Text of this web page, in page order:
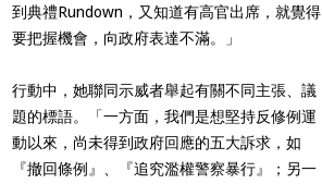
到典禮Rundown，又知道有高官出席，就覺得
要把握機會，向政府表達不滿。」
行動中，她聯同示威者舉起有關不同主張、議
題的標語。「一方面，我們是想堅持反修例運
動以來，尚未得到政府回應的五大訴求，如
『撤回條例』、『追究濫權警察暴行』；另一